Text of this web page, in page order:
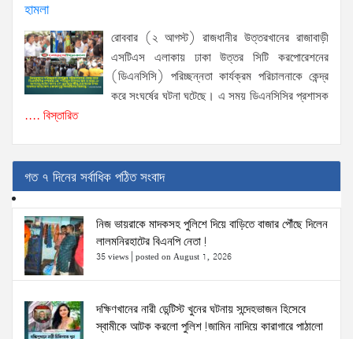
হামলা
রোববার (২ আগস্ট) রাজধানীর উত্তরখানের রাজাবাড়ী
এসটিএস এলাকায় ঢাকা উত্তর সিটি করপোরেশনের
(ডিএনসিসি) পরিচ্ছন্নতা কার্যক্রম পরিচালনাকে কেন্দ্র
করে সংঘর্ষের ঘটনা ঘটেছে। এ সময় ডিএনসিসির প্রশাসক
.... বিস্তারিত
গত ৭ দিনের সর্বাধিক পঠিত সংবাদ
নিজ ভায়রাকে মাদকসহ পুলিশে দিয়ে বাড়িতে বাজার পৌঁছে দিলেন
লালমনিরহাটের বিএনপি নেতা!
35 views posted on August 1, 2026
দক্ষিণখানের নারী ডেন্টিস্ট খুনের ঘটনায় সন্দেহভাজন হিসেবে
স্বামীকে আটক করলো পুলিশ!জামিন নাদিয়ে কারাগারে পাঠালো